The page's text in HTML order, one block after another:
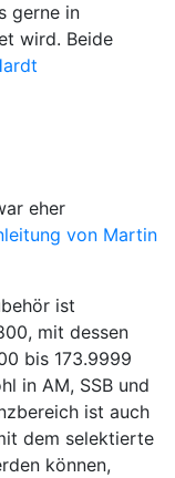
gerne in
wird. Beide
eher
von Martin
ist
mit dessen
bis 173.9999
in AM, SSB und
ist auch
dem selektierte
können,